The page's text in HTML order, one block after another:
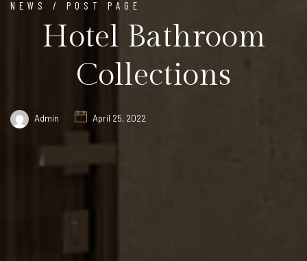
NEWS / POST PAGE
Hotel Bathroom
Collections
Admin April 25, 2022